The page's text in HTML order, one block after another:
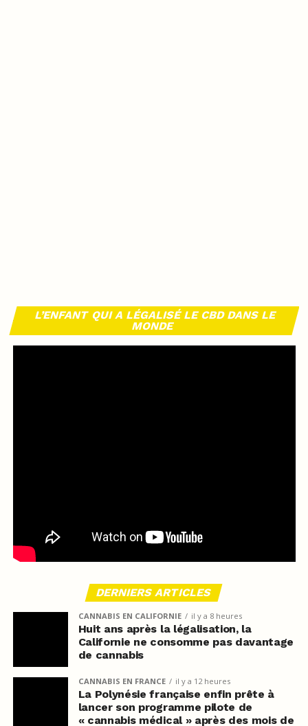
L’ENFANT QUI A LÉGALISÉ LE CBD DANS LE
MONDE
DERNIERS ARTICLES
CANNABIS EN CALIFORNIE il y a 8 heures
Huit ans après la légalisation, la
Californie ne consomme pas davantage
de cannabis
CANNABIS EN FRANCE il y a 12 heures
La Polynésie française enfin prête à
lancer son programme pilote de
« cannabis médical » après des mois de